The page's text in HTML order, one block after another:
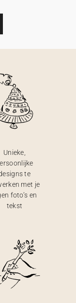
Unieke,
te
met je
foto’s en
tekst